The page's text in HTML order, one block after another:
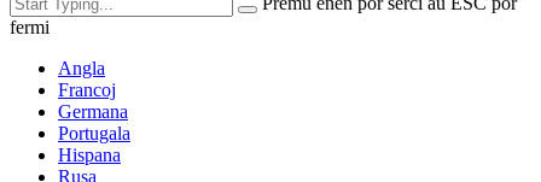
fermi
Angla
Francoj
Germana
Portugala
Hispana
Rusa